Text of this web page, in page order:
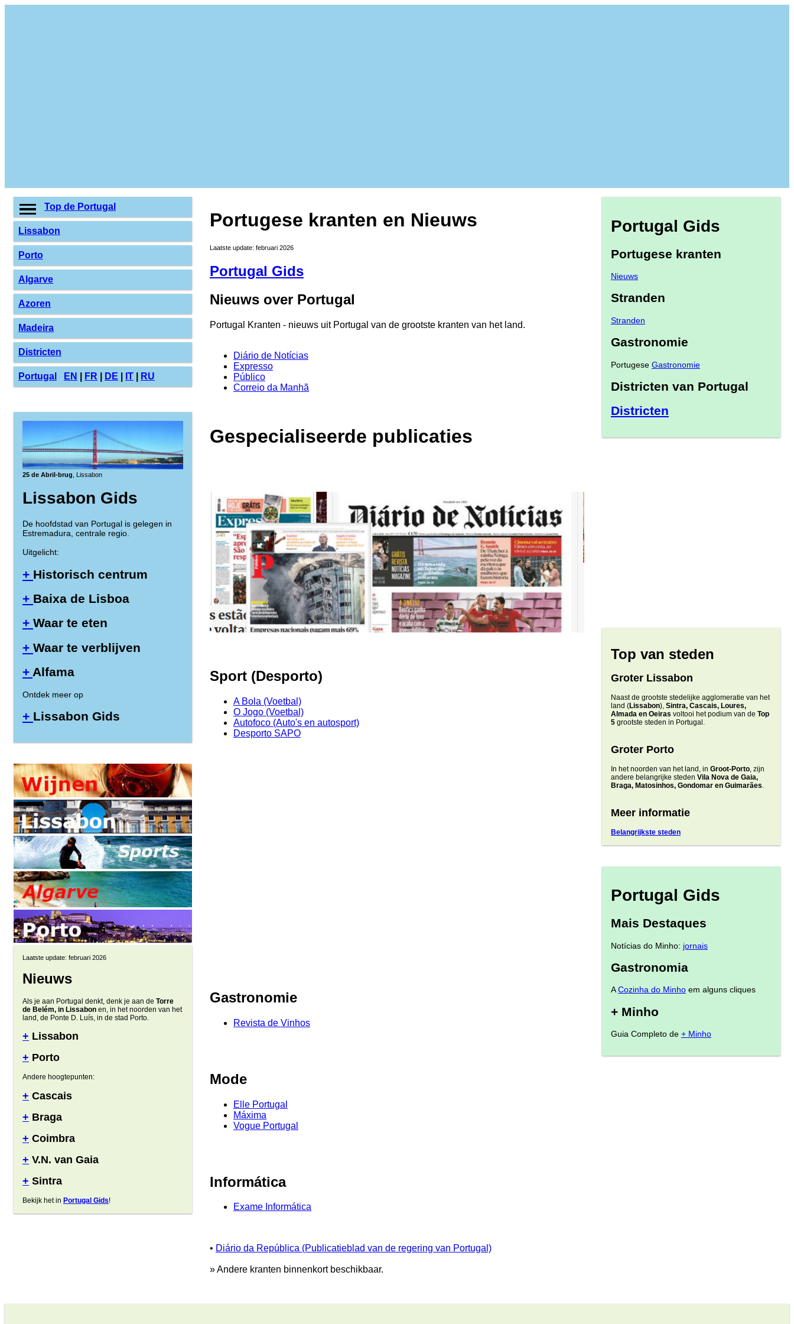
Top de Portugal
Lissabon
Porto
Algarve
Azoren
Madeira
Districten
Portugal EN FR DE IT RU
25 de Abril-brug , Lissabon
Lissabon Gids
De hoofdstad van Portugal is gelegen in
Estremadura, centrale regio.
Uitgelicht:
+ Historisch centrum
+ Baixa de Lisboa
+ Waar te eten
+ Waar te verblijven
+ Alfama
Ontdek meer op
+ Lissabon Gids
Laatste update: februari 2026
Nieuws
Als je aan Portugal denkt, denk je aan de Torre
de Belém, in Lissabon en, in het noorden van het
land, de Ponte D. Luís, in de stad Porto.
+ Lissabon
+ Porto
Andere hoogtepunten:
+ Cascais
+ Braga
+ Coimbra
+ V.N. van Gaia
+ Sintra
Bekijk het in Portugal Gids!
Portugese kranten en Nieuws
Laatste update: februari 2026
Portugal Gids
Nieuws over Portugal
Portugal Kranten - nieuws uit Portugal van de grootste kranten van het land.
Diário de Notícias
Expresso
Público
Correio da Manhã
Gespecialiseerde publicaties
Sport (Desporto)
A Bola (Voetbal)
O Jogo (Voetbal)
Autofoco (Auto's en autosport)
Desporto SAPO
Gastronomie
Revista de Vinhos
Mode
Elle Portugal
Máxima
Vogue Portugal
Informática
Exame Informática
• Diário da República (Publicatieblad van de regering van Portugal)
» Andere kranten binnenkort beschikbaar.
Portugal Gids
Portugese kranten
Nieuws
Stranden
Stranden
Gastronomie
Portugese Gastronomie
Districten van Portugal
Districten
Top van steden
Groter Lissabon
Naast de grootste stedelijke agglomeratie van het
land (Lissabon), Sintra, Cascais, Loures,
Almada en Oeiras voltooi het podium van de Top
5 grootste steden in Portugal.
Groter Porto
In het noorden van het land, in Groot-Porto, zijn
andere belangrijke steden Vila Nova de Gaia,
Braga, Matosinhos, Gondomar en Guimarães.
Meer informatie
Belangrijkste steden
Portugal Gids
Mais Destaques
Notícias do Minho: jornais
Gastronomia
ACozinha do Minho em alguns cliques
+ Minho
Guia Completo de + Minho